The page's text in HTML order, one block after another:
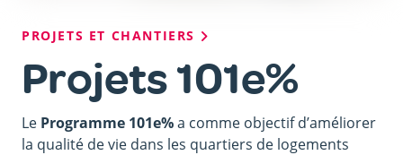
Fil
d'Ariane
PROJETS ET CHANTIERS
Projets 101e%
Le Programme 101e%a comme objectif d’améliorer
la qualité de vie dans les quartiers de logements